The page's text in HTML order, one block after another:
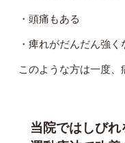
・頭痛もある
・痺れがだんだん強く
このような方は一度、
当院ではしび